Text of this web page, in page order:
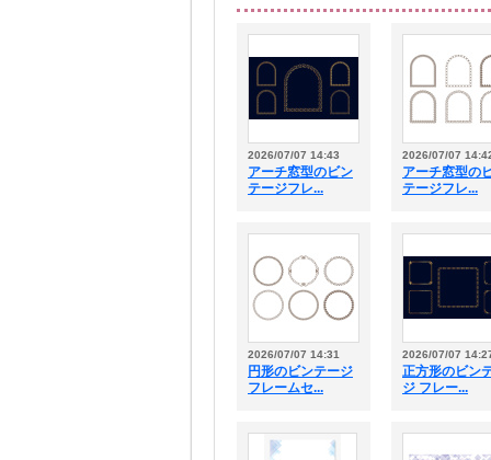
2026/07/07 14:43
アーチ窓型のビン
テージフレ...
2026/07/07
アーチ窓型の
テージフレ...
2026/07/07 14:31
円形のビンテージ
フレームセ...
2026/07/07
正方形のビン
ジ フレー...